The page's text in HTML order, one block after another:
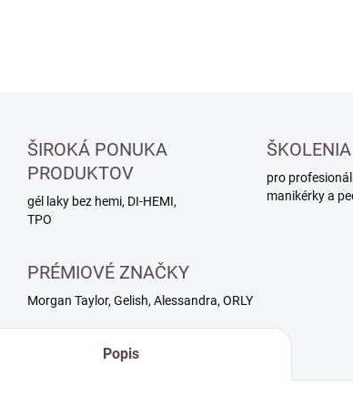
ŠIROKÁ PONUKA
PRODUKTOV
gél laky bez hemi, DI-HEMI,
TPO
ŠKOLENIA
pro
manikérky a
PRÉMIOVÉ ZNAČKY
Morgan Taylor, Gelish, Alessandra, ORLY
Popis